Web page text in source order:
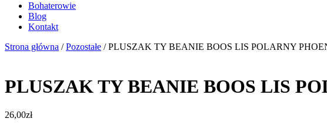
Bohaterowie
Blog
Kontakt
Strona główna /Pozostałe / PLUSZAK TY BEANIE BOOS LIS POLARNY
PLUSZAK TY BEANIE BOOS LIS
26,00zł